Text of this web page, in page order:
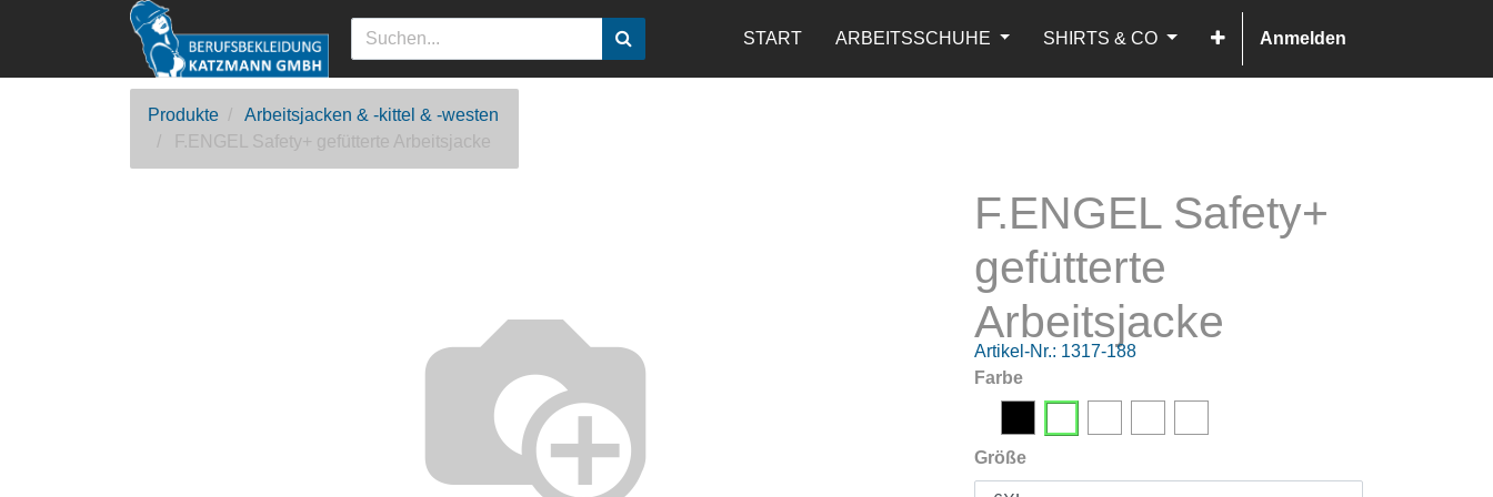
START ARBEITSSCHUHE SHIRTS & CO Anmelden
Produkte
Arbeitsjacken & -kittel & -westen
F.ENGEL Safety+ gefütterte Arbeitsjacke
F.ENGEL Safety+
gefütterte
Arbeitsjacke
Artikel-Nr.: 1317-188
Farbe
Größe